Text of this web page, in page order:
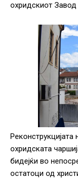
охридскиот Завод
охридската
бидејќи во
остатоци од